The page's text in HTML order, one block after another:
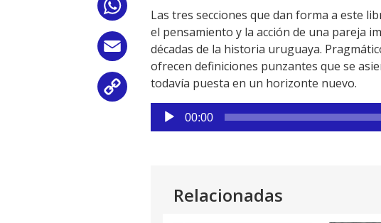
WhatsApp
Email
Copy
Las tres secciones que dan forma a este
el pensamiento y la acción de una pareja
décadas de la historia uruguaya.
ofrecen definiciones punzantes que se
todavía puesta en un horizonte nuevo.
Reproductor
de
00:00
Relacionadas